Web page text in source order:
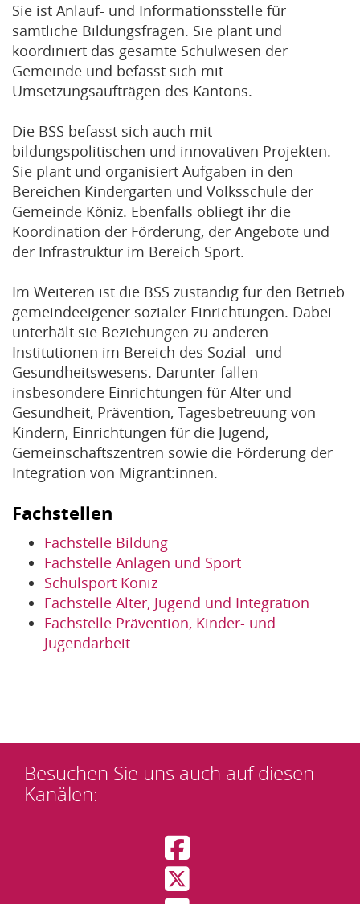
Sie ist Anlauf- und Informationsstelle für
sämtliche Bildungsfragen. Sie plant und
koordiniert das gesamte Schulwesen der
Gemeinde und befasst sich mit
Umsetzungsaufträgen des Kantons.
Die BSS befasst sich auch mit
bildungspolitischen und innovativen Projekten.
Sie plant und organisiert Aufgaben in den
Bereichen Kindergarten und Volksschule der
Gemeinde Köniz. Ebenfalls obliegt ihr die
Koordination der Förderung, der Angebote und
der Infrastruktur im Bereich Sport.
Im Weiteren ist die BSS zuständig für den Betrieb
gemeindeeigener sozialer Einrichtungen. Dabei
unterhält sie Beziehungen zu anderen
Institutionen im Bereich des Sozial- und
Gesundheitswesens. Darunter fallen
insbesondere Einrichtungen für Alter und
Gesundheit, Prävention, Tagesbetreuung von
Kindern, Einrichtungen für die Jugend,
Gemeinschaftszentren sowie die Förderung der
Integration von Migrant:innen.
Fachstellen
Fachstelle Bildung
Fachstelle Anlagen und Sport
Schulsport Köniz
Fachstelle Alter, Jugend und Integration
Fachstelle Prävention, Kinder- und
Jugendarbeit
Besuchen Sie uns auch aufdiesen
Kanälen: